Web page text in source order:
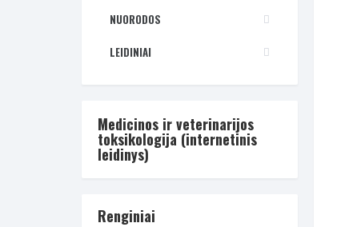
NUORODOS
LEIDINIAI
Medicinos ir veterinarijos
toksikologija (internetinis
leidinys)
Renginiai